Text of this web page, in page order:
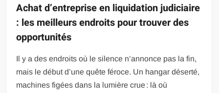
Achat d’entreprise en liquidation judiciaire
: les meilleurs endroits pour trouver des
opportunités
Il y a des endroits où le silence n’annonce pas la fin,
mais le début d’une quête féroce. Un hangar déserté,
machines figées dans la lumière crue : là où